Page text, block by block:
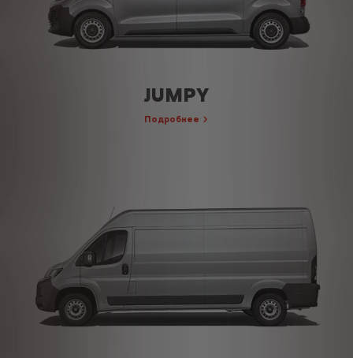
JUMPY
Подробнее